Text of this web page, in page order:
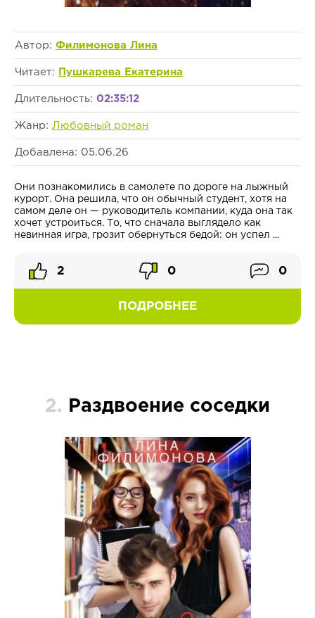
Автор: Филимонова Лина
Читает: Пушкарева Екатерина
Длительность: 02:35:12
Жанр: Любовный роман
Добавлена: 05.06.26
Они познакомились в самолете по дороге на лыжный
курорт. Она решила, что он обычный студент, хотя на
самом деле он — руководитель компании, куда она так
хочет устроиться. То, что сначала выглядело как
невинная игра, грозит обернуться бедой: он успел ...
ПОДРОБНЕЕ
2 0 0
2. Раздвоение соседки